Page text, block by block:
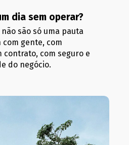
dia sem operar?
são só uma pauta
gente, com
contrato, com seguro e
do negócio.